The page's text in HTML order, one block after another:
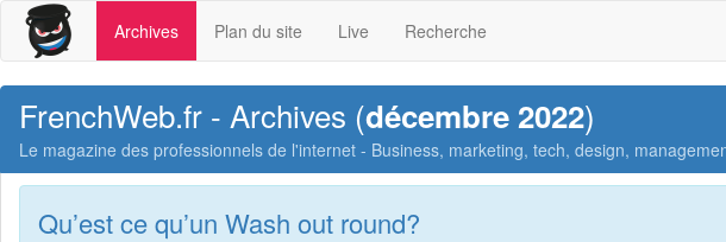
Archives Plan du site Live Recherche
FrenchWeb.fr - Archives (décembre 2022)
Le magazine des professionnels de l'internet - Business, marketing, tech, design,
Qu’est ce qu’un Wash out round?